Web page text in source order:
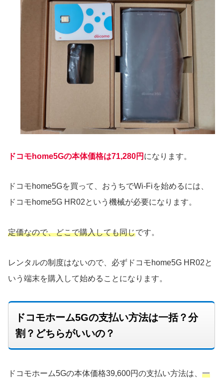
ドコモhome5Gの本体価格は71,280円 になります。
ドコモhome5Gを買って、おうちでWi-Fiを始めるには、
ドコモhome5G HR02という機械が必要になります。
定価なので、どこで購入しても同じです。
レンタルの制度はないので、必ずドコモhome5G HR02と
いう端末を購入して始めることになります。
ドコモホーム5Gの支払い方法は一括？分
割？どちらがいいの？
ドコモホーム5Gの本体価格39,600円の支払い方法は、 一